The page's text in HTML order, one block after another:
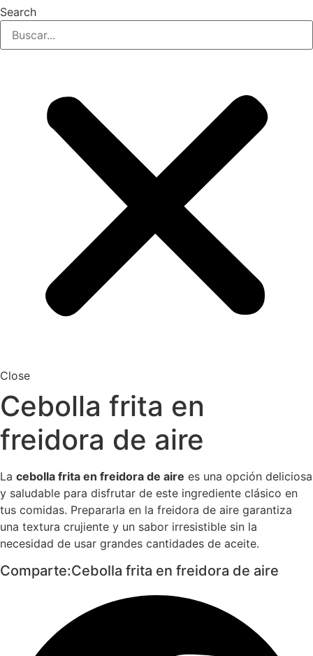
Search
Close
Cebolla frita en
freidora de aire
La cebolla frita en freidora de aire es una opción deliciosa
y saludable para disfrutar de este ingrediente clásico en
tus comidas. Prepararla en la freidora de aire garantiza
una textura crujiente y un sabor irresistible sin la
necesidad de usar grandes cantidades de aceite.
Comparte:Cebolla frita en freidora de aire